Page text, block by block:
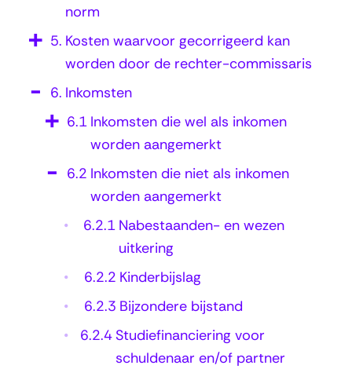
u
norm
5. Kosten waarvoor gecorrigeerd kan
worden door de rechter-commissaris
6. Inkomsten
6.1 Inkomsten die wel als inkomen
worden aangemerkt
6.2 Inkomsten die niet als inkomen
worden aangemerkt
6.2.1 Nabestaanden- en wezen
uitkering
6.2.2 Kinderbijslag
6.2.3 Bijzondere bijstand
6.2.4Studiefinanciering voor
schuldenaar en/of partner